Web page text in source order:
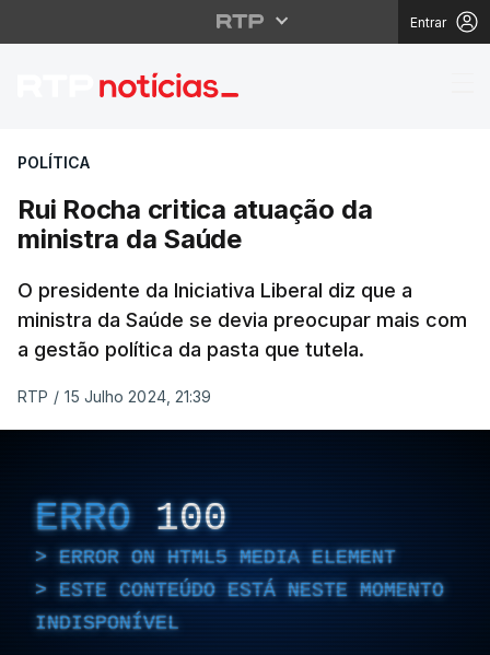
Entrar
Rui Rocha critica
POLÍTICA
Rui Rocha critica atuação da
ministra da Saúde
O presidente da Iniciativa Liberal diz que a
ministra da Saúde se devia preocupar mais com
a gestão política da pasta que tutela.
RTP / 15 Julho 2024, 21:39
ERRO 100
ERROR ON HTML5 MEDIA ELEMENT
ESTE CONTEÚDO ESTÁ NESTE MOMENTO
INDISPONÍVEL